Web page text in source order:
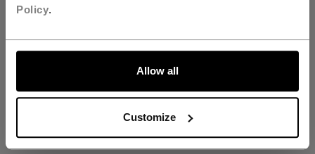
Policy.
Allow all
Customize
ALLONS-Y !
COLLECTION